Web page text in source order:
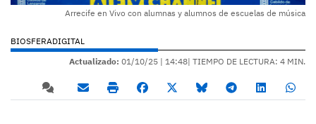
Arrecife en Vivo con alumnas y alumnos de escuelas de música
BIOSFERADIGITAL
Actualizado: 01/10/25 | 14:48| TIEMPO DE LECTURA: 4 MIN.